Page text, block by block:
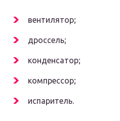
вентилятор;
дроссель;
конденсатор;
компрессор;
испаритель.